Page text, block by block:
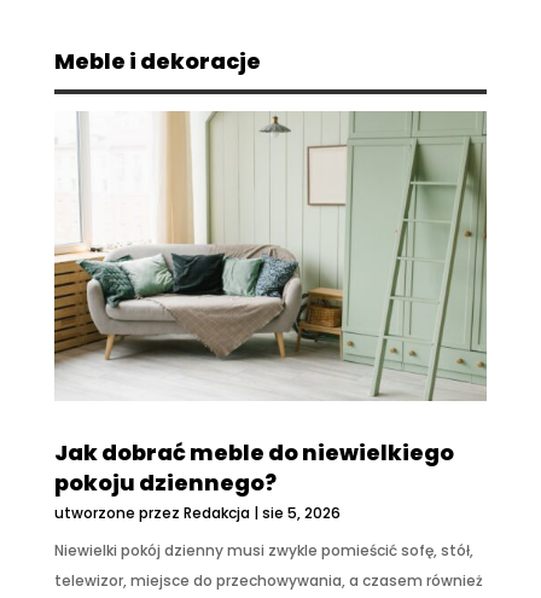
Meble i dekoracje
Jak dobrać meble do niewielkiego
pokoju dziennego?
utworzone przez Redakcja|sie 5, 2026
Niewielki pokój dzienny musi zwykle pomieścić sofę, stół,
telewizor, miejsce do przechowywania, a czasem również